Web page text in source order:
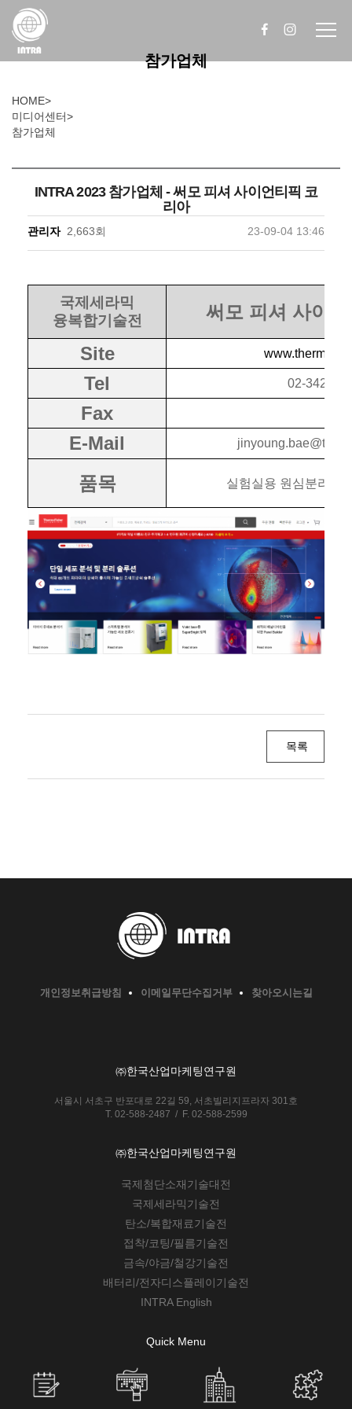
참가업체
HOME>
미디어센터>
참가업체
INTRA 2023 참가업체 - 써모 피셔 사이언티픽 코
리아
관리자 2,663회 23-09-04 13:46
국제세라믹
융복합기술전
써모 피셔 사이
Site
Tel 02-3420-
Fax
E-Mail
품목 실험실용 원심분리기,
목록
개인정보취급방침 이메일무단수집거부 찾아오시는길
㈜한국산업마케팅연구원
서울시 서초구 반포대로 22길 59, 서초빌리지프라자 301호
T. 02-588-2487 / F. 02-588-2599
㈜한국산업마케팅연구원
국제첨단소재기술대전
국제세라믹기술전
탄소/복합재료기술전
접착/코팅/필름기술전
금속/야금/철강기술전
배터리/전자디스플레이기술전
INTRA English
Quick Menu